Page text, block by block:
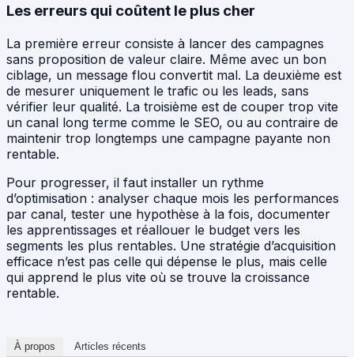
Les erreurs qui coûtent le plus cher
La première erreur consiste à lancer des campagnes
sans proposition de valeur claire. Même avec un bon
ciblage, un message flou convertit mal. La deuxième est
de mesurer uniquement le trafic ou les leads, sans
vérifier leur qualité. La troisième est de couper trop vite
un canal long terme comme le SEO, ou au contraire de
maintenir trop longtemps une campagne payante non
rentable.
Pour progresser, il faut installer un rythme
d’optimisation : analyser chaque mois les performances
par canal, tester une hypothèse à la fois, documenter
les apprentissages et réallouer le budget vers les
segments les plus rentables. Une stratégie d’acquisition
efficace n’est pas celle qui dépense le plus, mais celle
qui apprend le plus vite où se trouve la croissance
rentable.
À propos Articles récents